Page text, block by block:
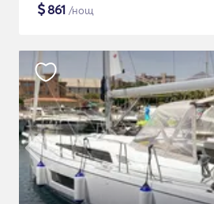
$861 /нощ